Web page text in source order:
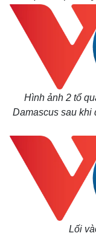
Hình ảnh 2 tổ
Damascus sau khi
Lối